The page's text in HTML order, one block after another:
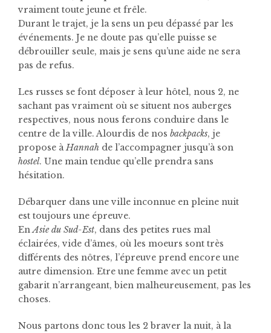
vraiment toute jeune et frêle.
Durant le trajet, je la sens un peu dépassé par les
événements. Je ne doute pas qu’elle puisse se
débrouiller seule, mais je sens qu’une aide ne sera
pas de refus.
Les russes se font déposer à leur hôtel, nous 2, ne
sachant pas vraiment où se situent nos auberges
respectives, nous nous ferons conduire dans le
centre de la ville. Alourdis de nos backpacks, je
propose à Hannah de l’accompagner jusqu’à son
hostel. Une main tendue qu’elle prendra sans
hésitation.
Débarquer dans une ville inconnue en pleine nuit
est toujours une épreuve.
En Asie du Sud-Est, dans des petites rues mal
éclairées, vide d’âmes, où les moeurs sont très
différents des nôtres, l’épreuve prend encore une
autre dimension. Etre une femme avec un petit
gabarit n’arrangeant, bien malheureusement, pas les
choses.
Nous partons donc tous les 2 braver la nuit, à la